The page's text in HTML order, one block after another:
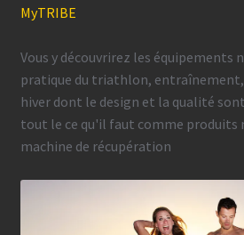
MyTRIBE
Vous y découvrirez les équipements
pratique du triathlon,
hiver dont le design et la qualité
tout le ce qu'il faut comme
machine de récupération